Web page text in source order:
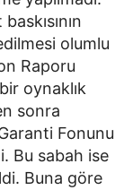
olumlu
Raporu
oynaklık
sonra
Fonunu
Bu sabah ise
Buna göre